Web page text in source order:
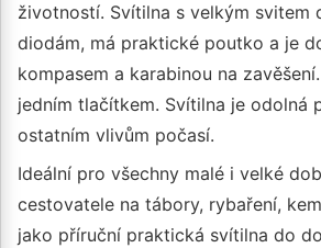
životností. Svítilna s velkým svitem
diodám, má praktické poutko a je
kompasem a karabinou na
jedním tlačítkem. Svítilna je odolná
ostatním vlivům počasí.
Ideální pro všechny malé i velké
cestovatele na tábory, rybaření,
jako příruční praktická svítilna do